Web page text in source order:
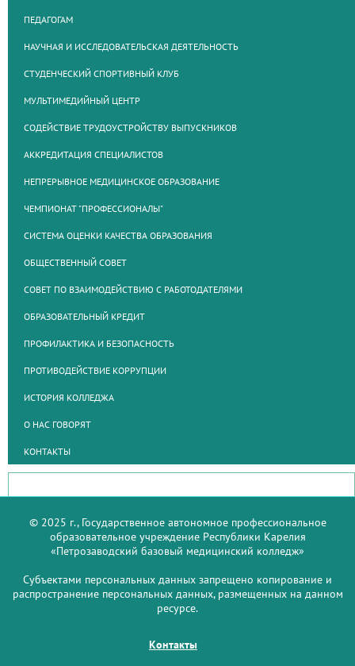
ПЕДАГОГАМ
НАУЧНАЯ И ИССЛЕДОВАТЕЛЬСКАЯ ДЕЯТЕЛЬНОСТЬ
СТУДЕНЧЕСКИЙ СПОРТИВНЫЙ КЛУБ
МУЛЬТИМЕДИЙНЫЙ ЦЕНТР
СОДЕЙСТВИЕ ТРУДОУСТРОЙСТВУ ВЫПУСКНИКОВ
АККРЕДИТАЦИЯ СПЕЦИАЛИСТОВ
НЕПРЕРЫВНОЕ МЕДИЦИНСКОЕ ОБРАЗОВАНИЕ
ЧЕМПИОНАТ "ПРОФЕССИОНАЛЫ"
СИСТЕМА ОЦЕНКИ КАЧЕСТВА ОБРАЗОВАНИЯ
ОБЩЕСТВЕННЫЙ СОВЕТ
СОВЕТ ПО ВЗАИМОДЕЙСТВИЮ С РАБОТОДАТЕЛЯМИ
ОБРАЗОВАТЕЛЬНЫЙ КРЕДИТ
ПРОФИЛАКТИКА И БЕЗОПАСНОСТЬ
ПРОТИВОДЕЙСТВИЕ КОРРУПЦИИ
ИСТОРИЯ КОЛЛЕДЖА
О НАС ГОВОРЯТ
КОНТАКТЫ
© 2025 г., Государственное автономное профессиональное
образовательное учреждение Республики Карелия
«Петрозаводский базовый медицинский колледж»
Субъектами персональных данных запрещено копирование и
распространение персональных данных, размещенных на данном
ресурсе.
Контакты